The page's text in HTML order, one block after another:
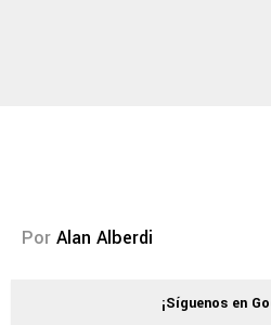
Por Alan Alberdi
¡Síguenos en